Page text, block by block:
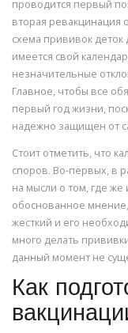
проводится первый
вторая ревакцинация
схема прививок
имеется свой
незначительные
Главное, чтобы все
первый год жизни,
надежно защищен от
Стоит отметить, что
споров. Во-первых, в
на мысли о том, где же
обоснованное
жесткий и его
много делать
данный момент не
Как